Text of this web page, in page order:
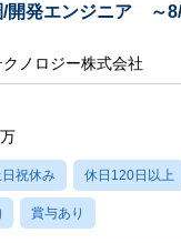
/開発エンジニア ～
ノロジー株式会社
日祝休み 休日120日以上
賞与あり